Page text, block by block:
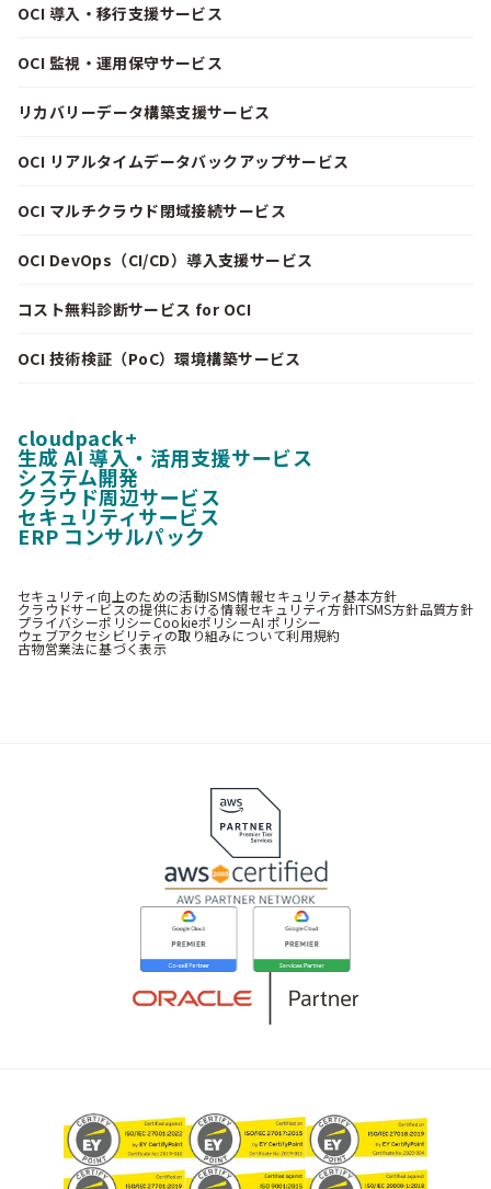
OCI 導入・移行支援サービス
OCI 監視・運用保守サービス
リカバリーデータ構築支援サービス
OCI リアルタイムデータバックアップサービス
OCI マルチクラウド閉域接続サービス
OCI DevOps（CI/CD）導入支援サービス
コスト無料診断サービス for OCI
OCI 技術検証（PoC）環境構築サービス
cloudpack+
生成 AI 導入・活用支援サービス
システム開発
クラウド周辺サービス
セキュリティサービス
ERP コンサルパック
セキュリティ向上のための活動ISMS情報セキュリティ基本方針
クラウドサービスの提供における情報セキュリティ方針ITSMS方針品質方針
プライバシーポリシーCookieポリシーAI ポリシー
ウェブアクセシビリティの取り組みについて利用規約
古物営業法に基づく表示